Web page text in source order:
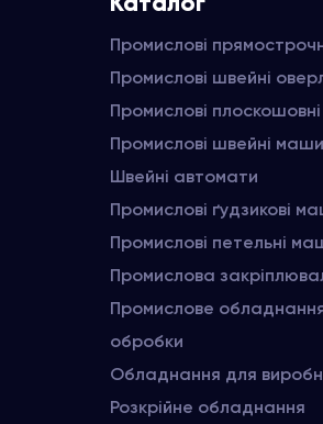
Промислові
Промислові швейні
Промислові
Промислові швейні
Швейні автомати
Промислові ґудзикові
Промислові петельні
Промислова
Промислове
обробки
Обладнання для
Розкрійне обладнання